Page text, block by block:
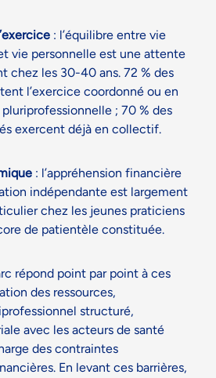
: l’équilibre entre vie
vie personnelle est une attente
chez les 30-40 ans. 72 % des
l’exercice coordonné ou en
; 70 % des
exercent déjà en collectif.
: l’appréhension financière
indépendante est largement
chez les jeunes praticiens
de patientèle constituée.
répond point par point à ces
des ressources,
structuré,
avec les acteurs de santé
des contraintes
En levant ces barrières,